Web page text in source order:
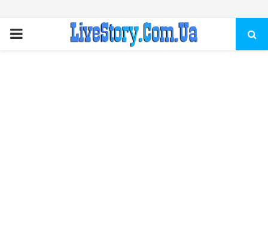
ПЕРВИЧНОЕ